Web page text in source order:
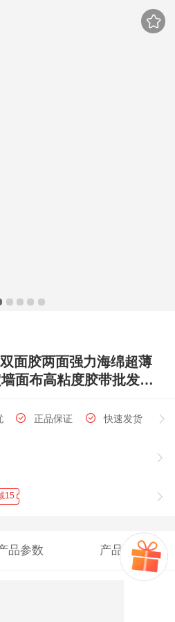
面胶两面强力海绵超薄
面布高粘度胶带批发泡
正品保证 快速发货
15
品参数 产品评论